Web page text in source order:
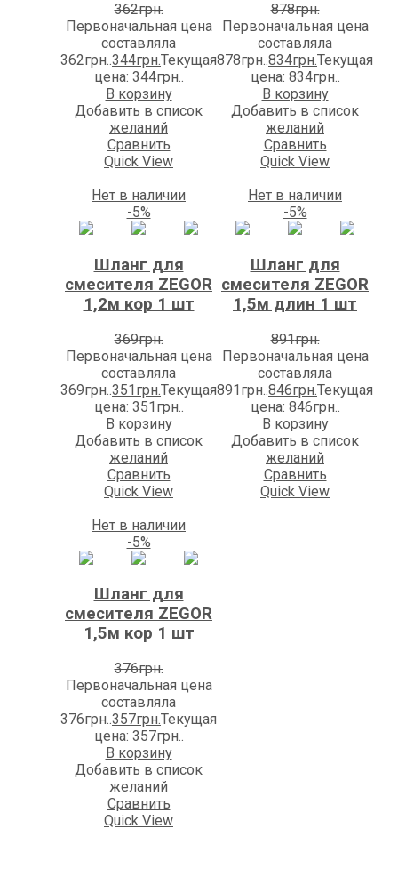
362грн.
Первоначальная цена
составляла
362грн..344грн.Текущая
цена: 344грн..
В корзину
Добавить в список
желаний
Сравнить
Quick View
878грн.
Первоначальная цена
составляла
878грн..834грн.Текущая
цена: 834грн..
В корзину
Добавить в список
желаний
Сравнить
Quick View
Нет в наличии
-5%
Шланг для
смесителя ZEGOR
1,2м кор 1 шт
369грн.
Первоначальная цена
составляла
369грн..351грн.Текущая
цена: 351грн..
В корзину
Добавить в список
желаний
Сравнить
Quick View
Нет в наличии
-5%
Шланг для
смесителя ZEGOR
1,5м длин 1 шт
891грн.
Первоначальная цена
составляла
891грн..846грн.Текущая
цена: 846грн..
В корзину
Добавить в список
желаний
Сравнить
Quick View
Нет в наличии
-5%
Шланг для
смесителя ZEGOR
1,5м кор 1 шт
376грн.
Первоначальная цена
составляла
376грн..357грн.Текущая
цена: 357грн..
В корзину
Добавить в список
желаний
Сравнить
Quick View